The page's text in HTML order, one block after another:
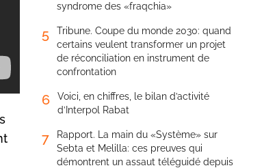
syndrome des «fraqchia»
5
Tribune. Coupe du monde 2030: quand
certains veulent transformer un projet
de réconciliation en instrument de
confrontation
6
Voici, en chiffres, le bilan d’activité
d’Interpol Rabat
7
Rapport. La main du «Système» sur
Sebta et Melilla: ces preuves qui
démontrent un assaut téléguidé depuis